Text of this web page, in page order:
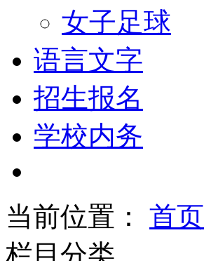
女子足球
语言文字
招生报名
学校内务
当前位置： 首页
栏目分类